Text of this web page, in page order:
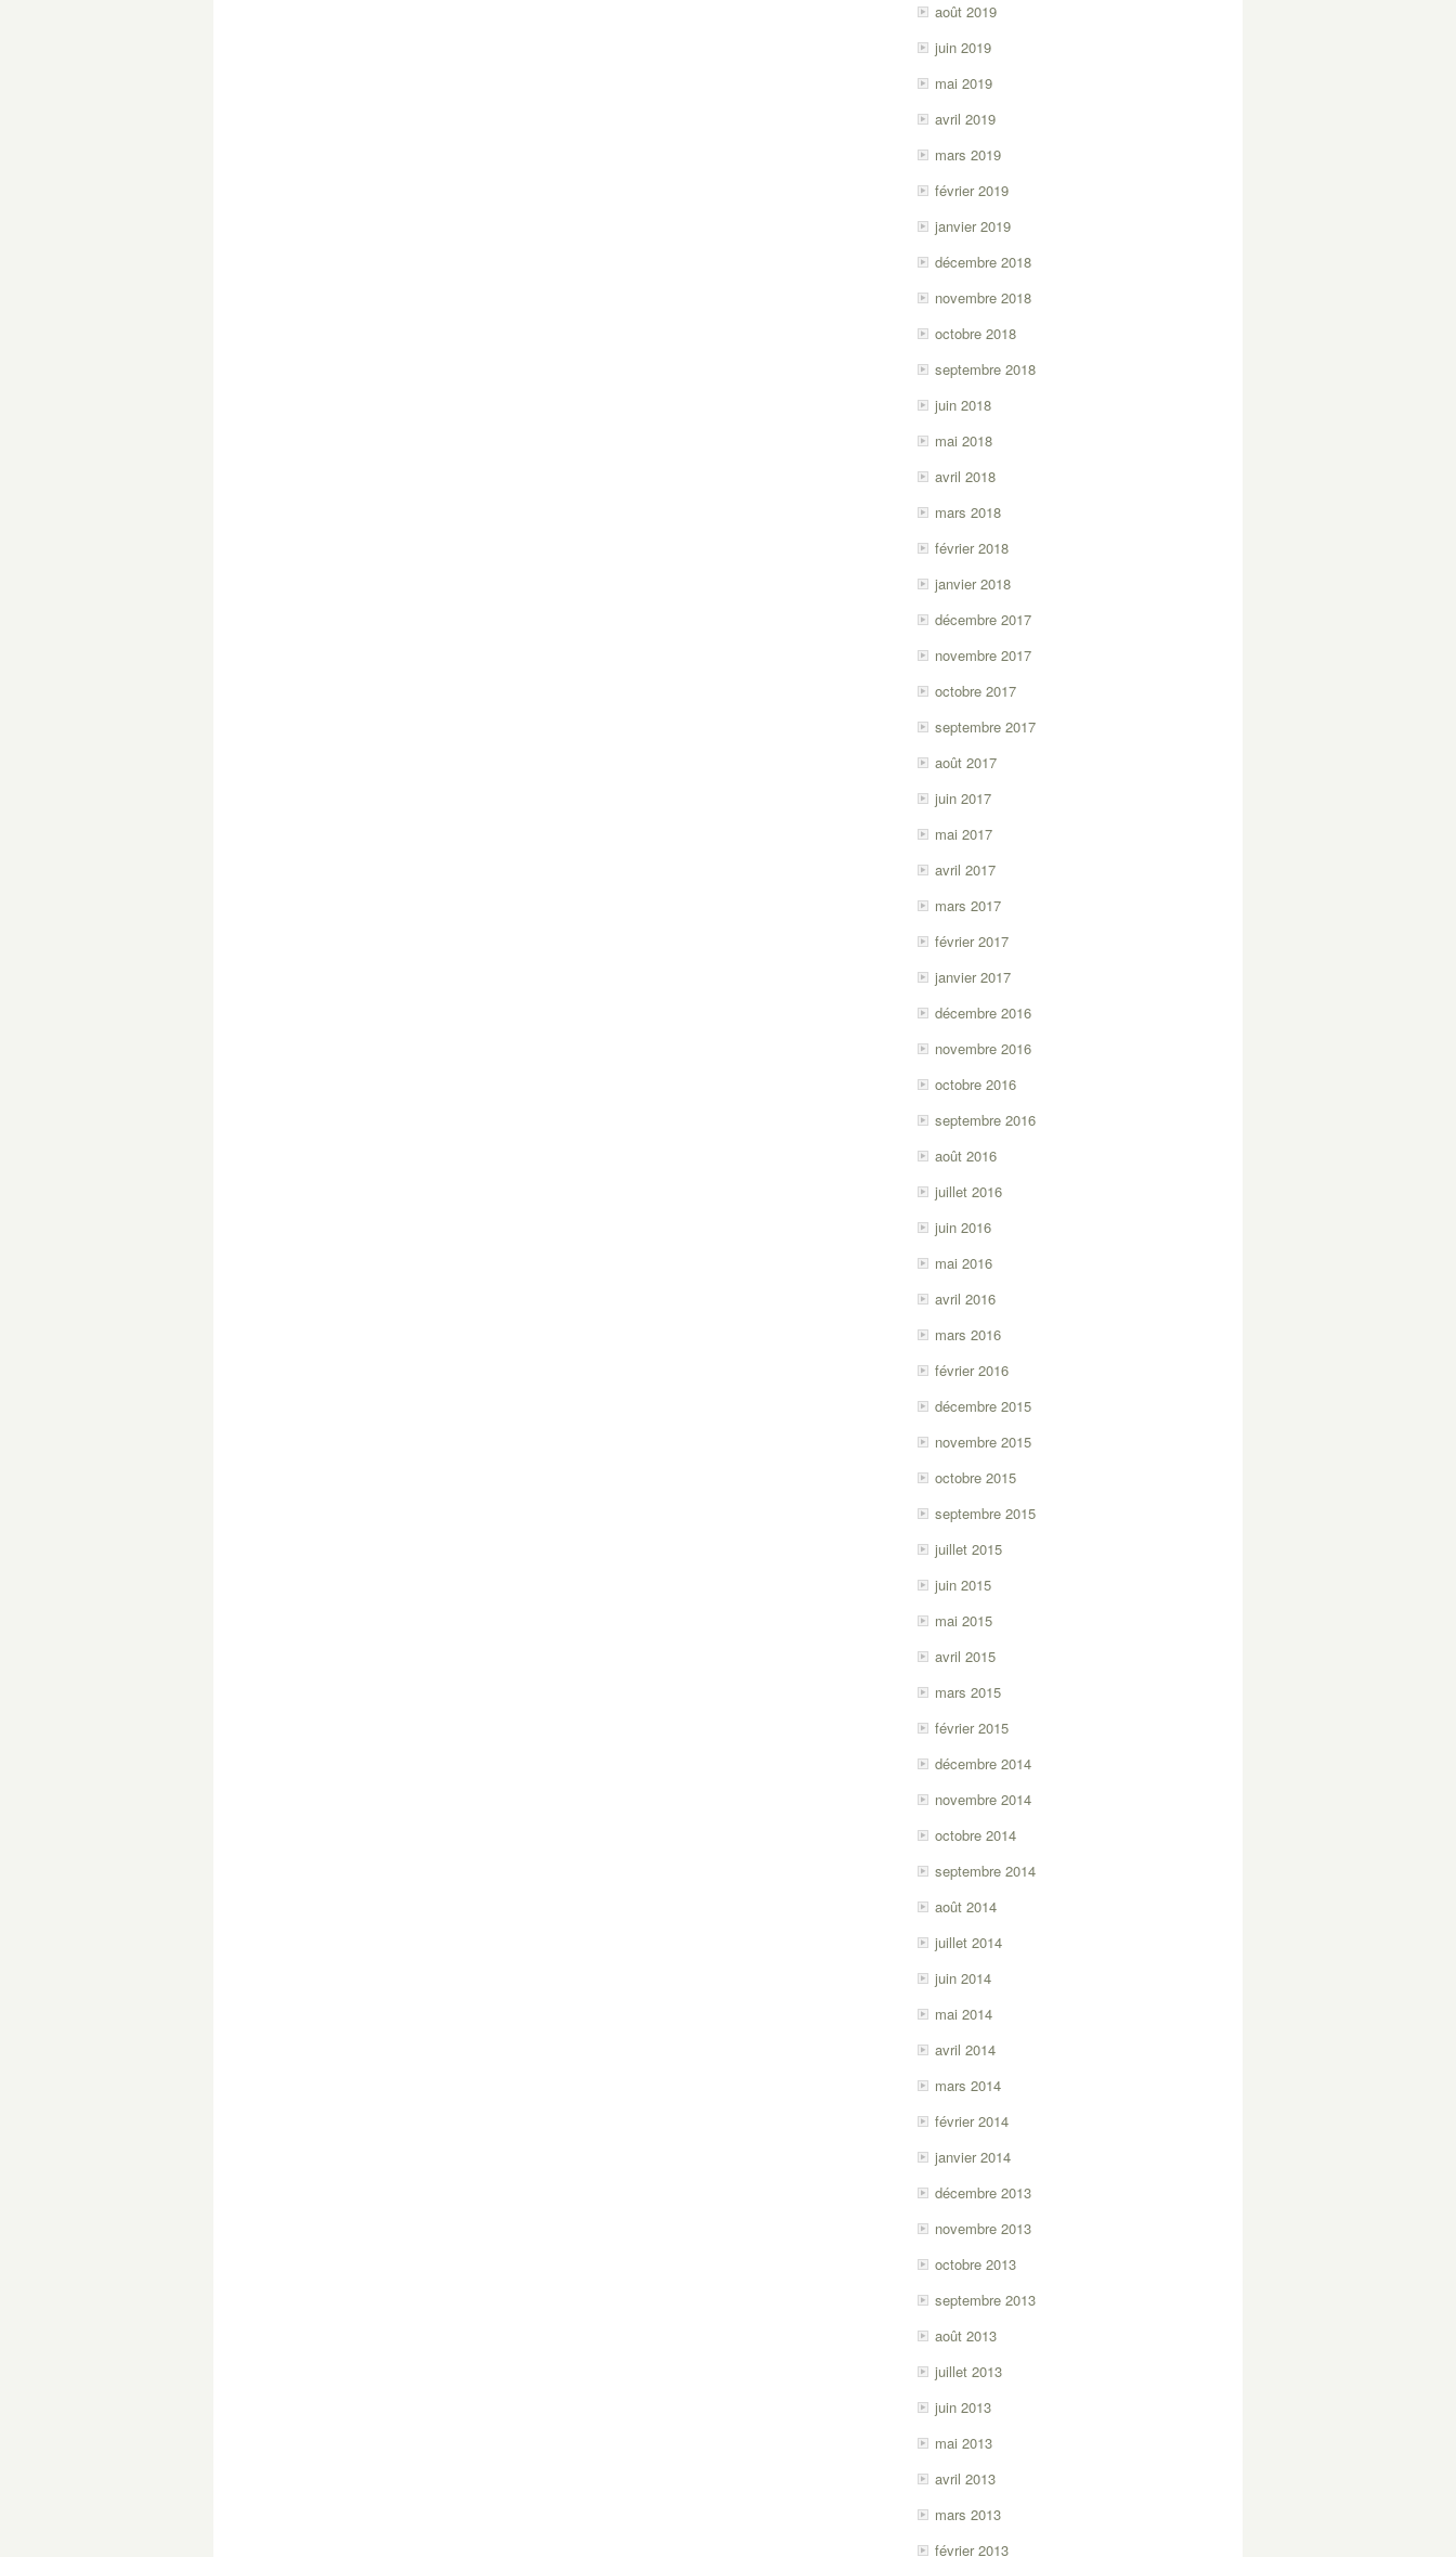
août 2019
juin 2019
mai 2019
avril 2019
mars 2019
février 2019
janvier 2019
décembre 2018
novembre 2018
octobre 2018
septembre 2018
juin 2018
mai 2018
avril 2018
mars 2018
février 2018
janvier 2018
décembre 2017
novembre 2017
octobre 2017
septembre 2017
août 2017
juin 2017
mai 2017
avril 2017
mars 2017
février 2017
janvier 2017
décembre 2016
novembre 2016
octobre 2016
septembre 2016
août 2016
juillet 2016
juin 2016
mai 2016
avril 2016
mars 2016
février 2016
décembre 2015
novembre 2015
octobre 2015
septembre 2015
juillet 2015
juin 2015
mai 2015
avril 2015
mars 2015
février 2015
décembre 2014
novembre 2014
octobre 2014
septembre 2014
août 2014
juillet 2014
juin 2014
mai 2014
avril 2014
mars 2014
février 2014
janvier 2014
décembre 2013
novembre 2013
octobre 2013
septembre 2013
août 2013
juillet 2013
juin 2013
mai 2013
avril 2013
mars 2013
février 2013